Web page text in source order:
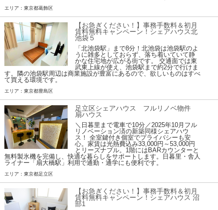
エリア：東京都葛飾区
【お急ぎください！】事務手数料＆初月
賃料無料キャンペーン！シェアハウス北
池袋５
「北池袋駅」まで8分！北池袋は池袋駅のよ
うに雑多としておらず、落ち着いていて静
かな住宅地が広がる街です。 交通面では東
武東上線が使え、池袋駅まで約2分で行けま
す。隣の池袋駅周辺は商業施設が豊富にあるので、欲しいものはすべ
て買える環境です。
エリア：東京都豊島区
足立区シェアハウス フルリノベ物件
扇ハウス
＼日暮里まで電車で10分／2025年10月フル
リノベーション済の新築同様シェアハウ
ス！ 全室鍵付き個室でプライバシーも安
心。家賃は光熱費込み33,000円～53,000円
とリーズナブル。1階にはBARカウンターと
無料製氷機を完備し、快適な暮らしをサポートします。日暮里・舎人
ライナー「扇大橋駅」利用で通勤・通学にも便利です。
エリア：東京都足立区
【お急ぎください！】事務手数料＆初月
賃料無料キャンペーン！シェアハウス 沼
部1